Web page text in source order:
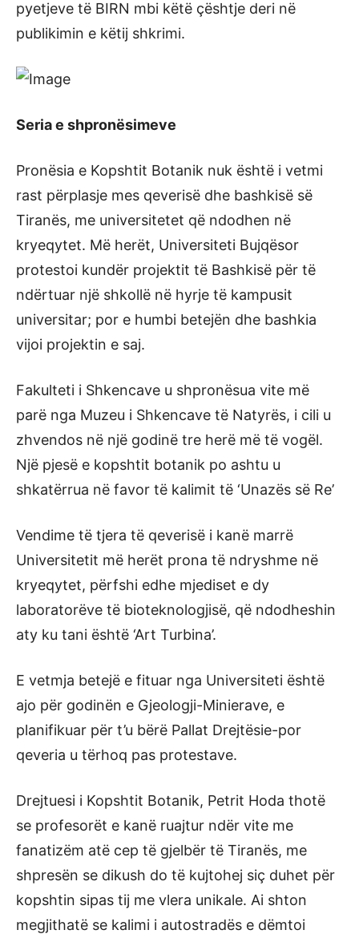
pyetjeve të BIRN mbi këtë çështje deri në
publikimin e këtij shkrimi.
Seria e shpronësimeve
Pronësia e Kopshtit Botanik nuk është i vetmi
rast përplasje mes qeverisë dhe bashkisë së
Tiranës, me universitetet që ndodhen në
kryeqytet. Më herët, Universiteti Bujqësor
protestoi kundër projektit të Bashkisë për të
ndërtuar një shkollë në hyrje të kampusit
universitar; por e humbi betejën dhe bashkia
vijoi projektin e saj.
Fakulteti i Shkencave u shpronësua vite më
parë nga Muzeu i Shkencave të Natyrës, i cili u
zhvendos në një godinë tre herë më të vogël.
Një pjesë e kopshtit botanik po ashtu u
shkatërrua në favor të kalimit të ‘Unazës së Re’
Vendime të tjera të qeverisë i kanë marrë
Universitetit më herët prona të ndryshme në
kryeqytet, përfshi edhe mjediset e dy
laboratorëve të bioteknologjisë, që ndodheshin
aty ku tani është ‘Art Turbina’.
E vetmja betejë e fituar nga Universiteti është
ajo për godinën e Gjeologji-Minierave, e
planifikuar për t’u bërë Pallat Drejtësie-por
qeveria u tërhoq pas protestave.
Drejtuesi i Kopshtit Botanik, Petrit Hoda thotë
se profesorët e kanë ruajtur ndër vite me
fanatizëm atë cep të gjelbër të Tiranës, me
shpresën se dikush do të kujtohej siç duhet për
kopshtin sipas tij me vlera unikale. Ai shton
megjithatë se kalimi i autostradës e dëmtoi